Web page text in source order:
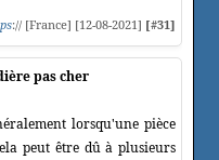
:// [France] [12-08-2021] [#31]
pas cher
lorsqu'une pièce
peut être dû à plusieurs